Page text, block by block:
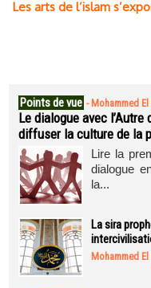
Les arts de l’islam
Points de vue - Mohammed
Le dialogue avec
diffuser la culture de la
Lire la
dialogue
la...
La sira
Mohammed